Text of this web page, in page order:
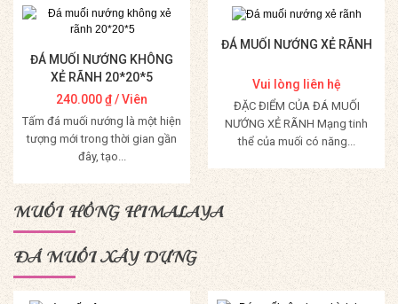
ĐÁ MUỐI NƯỚNG KHÔNG
XẺ RÃNH 20*20*5
240.000₫/ Viên
Tấm đá muối nướng là một hiện
tượng mới trong thời gian gần
đây, tạo...
Mua Hàng
ĐÁ MUỐI NƯỚNG XẺ RÃNH
Vui lòng liên hệ
ĐẶC ĐIỂM CỦA ĐÁ MUỐI
NƯỚNG XẺ RÃNH Mạng tinh
thể của muối có năng...
Mua Hàng
MUỐI HỒNG HIMALAYA
ĐÁ MUỐI XÂY DỰNG